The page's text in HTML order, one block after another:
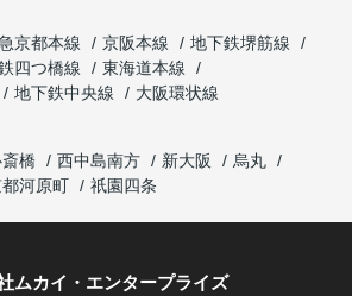
京都本線 京阪本線
地下鉄堺筋線
四つ橋線
東海道本線
地下鉄中央線
大阪環状線
橋 西中島南方 新大阪
烏丸
河原町 祇園四条
ムカイ・エンタープライズ